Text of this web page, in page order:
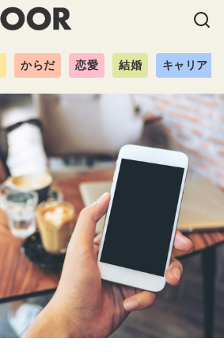
からだ 恋愛 結婚 キャリア